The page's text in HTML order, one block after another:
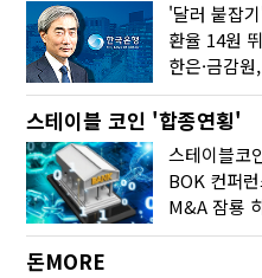
스테이블 코인 '합종연횡'
스테이블코
돈MORE